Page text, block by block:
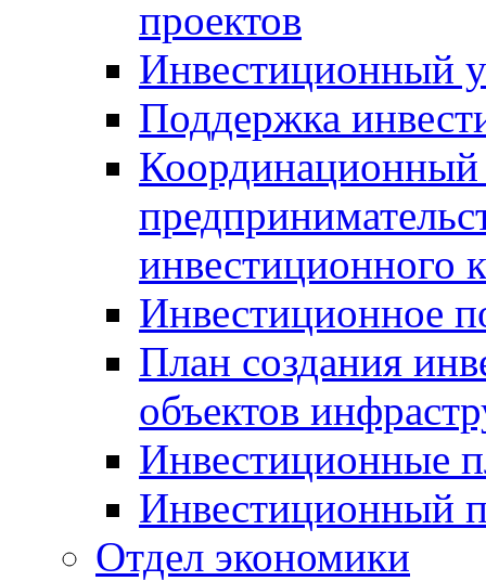
проектов
Инвестиционный
Поддержка
Координационный
инвестиционного
Инвестиционное
План создания
объектов
Инвестиционные
Инвестиционный
Отдел экономики